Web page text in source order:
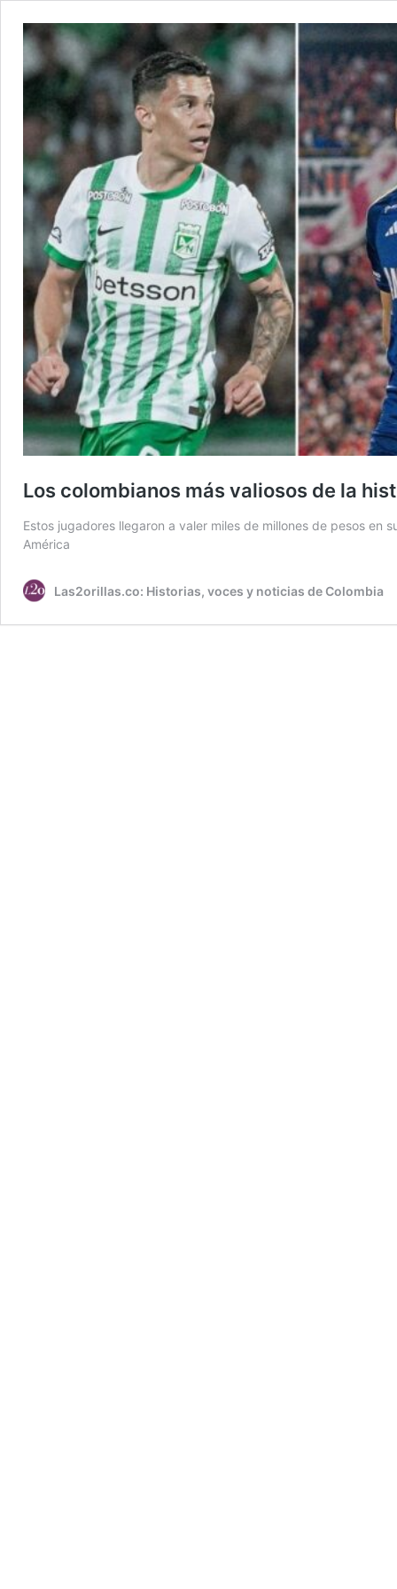
Los colombianos más valiosos de la
Estos jugadores llegaron a valer miles de millones de pesos en
América
Las2orillas.co: Historias, voces y noticias de Colombia